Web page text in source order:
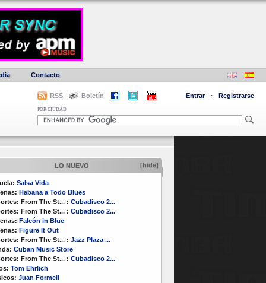
Contacto
RSS Boletín Entrar · Registrarse
POR CIUDAD
LO NUEVO [hide]
Salsa Vida
Habana a Todo Blues
From The St... : Cubadisco 2...
From The St... : Cubadisco 2...
Falcón in Blue
Figure It Out
From The St... : Jazz Plaza ...
Cuban Music Store
From The St... : Cubadisco 2...
Tom Ehrlich
Juan Formell